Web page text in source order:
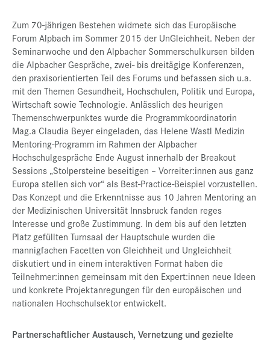
Zum 70-jährigen Bestehen widmete sich das Europäische
Forum Alpbach im Sommer 2015 der UnGleichheit. Neben der
Seminarwoche und den Alpbacher Sommerschulkursen bilden
die Alpbacher Gespräche, zwei- bis dreitägige Konferenzen,
den praxisorientierten Teil des Forums und befassen sich u.a.
mit den Themen Gesundheit, Hochschulen, Politik und Europa,
Wirtschaft sowie Technologie. Anlässlich des heurigen
Themenschwerpunktes wurde die Programmkoordinatorin
Mag.a Claudia Beyer eingeladen, das Helene Wastl Medizin
Mentoring-Programm im Rahmen der Alpbacher
Hochschulgespräche Ende August innerhalb der Breakout
Sessions „Stolpersteine beseitigen – Vorreiter:innen aus ganz
Europa stellen sich vor“ als Best-Practice-Beispiel vorzustellen.
Das Konzept und die Erkenntnisse aus 10 Jahren Mentoring an
der Medizinischen Universität Innsbruck fanden reges
Interesse und große Zustimmung. In dem bis auf den letzten
Platz gefüllten Turnsaal der Hauptschule wurden die
mannigfachen Facetten von Gleichheit und Ungleichheit
diskutiert und in einem interaktiven Format haben die
Teilnehmer:innen gemeinsam mit den Expert:innen neue Ideen
und konkrete Projektanregungen für den europäischen und
nationalen Hochschulsektor entwickelt.
Partnerschaftlicher Austausch, Vernetzung und gezielte